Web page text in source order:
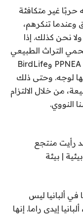
حربًا غير متكافئة
وعندما تنكرهم،
نحن كذلك. إذا
التراث الطبيعي
لشعبك بدلاً من استغلاله، فستجد في PPNEA وBirdLife
لوجه. وحتى ذلك
من خلال الالتزام
النووي.
رأيت منتجع
| بيئة
في ألبانيا ليس
إيدي راما. إنها